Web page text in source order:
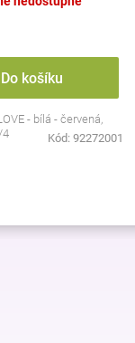
Do košíku
- bílá - červená,
4
Kód: 92272001